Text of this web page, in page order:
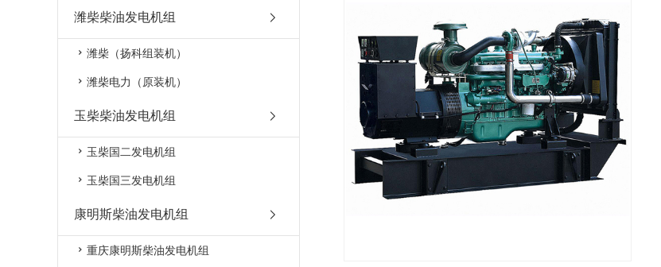
潍柴柴油发电机组
潍柴（扬科组装机）
潍柴电力（原装机）
玉柴柴油发电机组
玉柴国二发电机组
玉柴国三发电机组
康明斯柴油发电机组
重庆康明斯柴油发电机组